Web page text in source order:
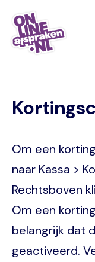
Naar
hoofdinhoud
Om een
naar Kassa >
Rechtsboven
Om een
belangrijk dat
geactiveerd.